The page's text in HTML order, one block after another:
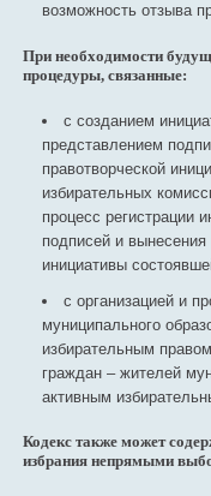
возможность отзыва
При необходимости
процедуры, связанные:
с созданием
представлением
правотворческой
избирательных
процесс регистрации
подписей и
инициативы
с организацией и
муниципального
избирательным
граждан – жителей
активным
Кодекс также может
избрания непрямыми